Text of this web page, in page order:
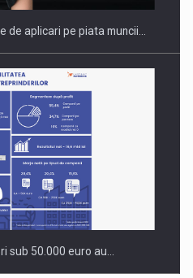
de aplicari pe piata muncii…
sub 50.000 euro au…